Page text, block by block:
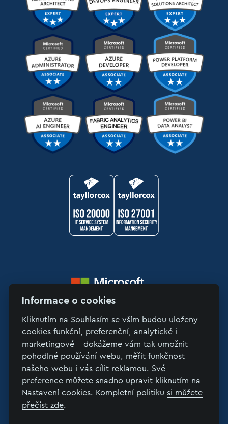
Copyright © 2026 LinkSoft
>
Ochrana osobních údajů
Informace o cookies
Kliknutím na Souhlasím se vším budou uloženy
cookies funkční, preferenční, analytické i
marketingové - dokážeme vám tak umožnit
pohodlné používání webu, měřit funkčnost
našeho webu i vás cílit reklamou. Své
preference můžete snadno upravit kliknutím na
Nastavení cookies. Kompletní politiku si můžete
přečíst zde.